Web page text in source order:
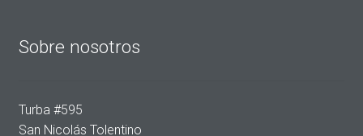
Sobre nosotros
Turba #595
San Nicolás Tolentino